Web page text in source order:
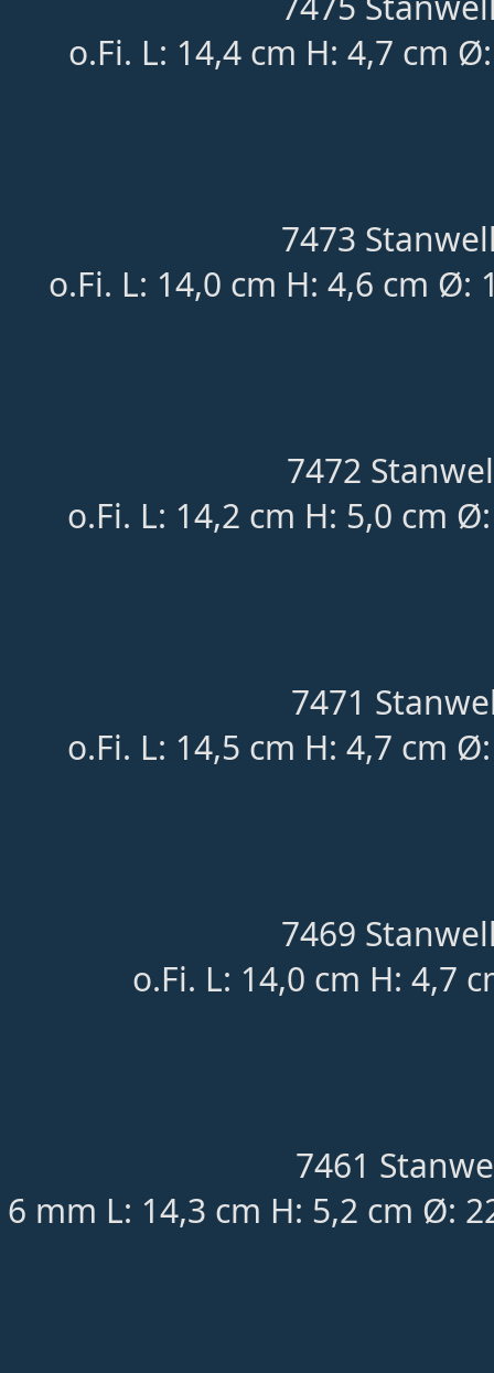
o.Fi. L: 14,4 cm H: 4,7 cm
7473
o.Fi. L: 14,0 cm H: 4,6 cm
7472
o.Fi. L: 14,2 cm H: 5,0 cm
7471
o.Fi. L: 14,5 cm H: 4,7 cm
7469
o.Fi. L: 14,0 cm H: 4,7
7461
6 mm L: 14,3 cm H: 5,2 cm Ø: